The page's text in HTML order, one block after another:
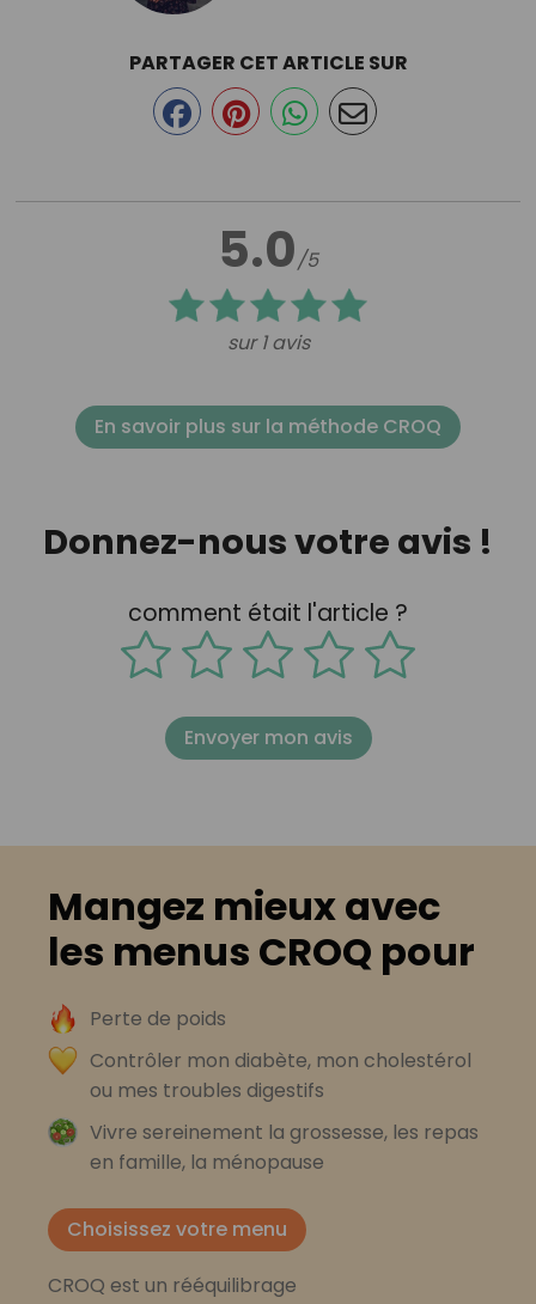
5.0/5
sur 1 avis
PARTAGER CET ARTICLE SUR
En savoir plus sur la méthode CROQ
Donnez-nous votre avis !
comment était l'article ?
Envoyer mon avis
Mangez mieux avec
les menus CROQ pour
Perte de poids
Contrôler mon diabète, mon cholestérol
ou mes troubles digestifs
Vivre sereinement la grossesse, les repas
en famille, la ménopause
Choisissez votre menu
CROQ est un rééquilibrage